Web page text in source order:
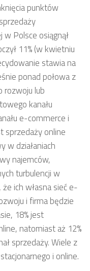
punktów
Polsce osiągnął
11% (w kwietniu
stawia na
ponad połowa z
rozwoju lub
kanału
e-commerce i
sprzedaży online
w działaniach
najemców,
turbulencji w
że ich własna sieć e-
i firma będzie
18% jest
natomiast aż 12%
sprzedaży. Wiele z
i online.